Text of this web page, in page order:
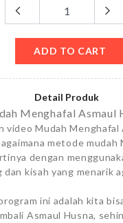
ADD TO CART
Detail Produk
Menghafal Asmaul
video Mudah Menghafal
metode mudah
dengan
dan kisah yang menarik
ini adalah kita
Asmaul Husna,